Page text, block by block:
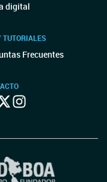
digital
TUTORIALES
Frecuentes